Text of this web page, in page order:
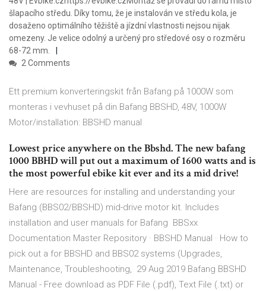
šlapacího středu. Díky tomu, že je instalován ve středu kola, je
dosaženo optimálního těžiště a jízdní vlastnosti nejsou nijak
omezeny. Je velice odolný a určený pro středové osy o rozměru
68-72 mm.
2 Comments
Ett premium konverteringskit från Bafang på 1000W som
monteras i vevhuset på din Bafang BBSHD, 48V, 1000W
Motor/installation: BBSHD manual
Lowest price anywhere on the Bbshd. The new bafang
1000 BBHD will put out a maximum of 1600 watts and is
the most powerful ebike kit ever and its a mid drive!
Here are resources for installing and understanding your
Bafang (BBS02/BBSHD) mid-drive motor kit. Includes
installation and user manuals for Bafang BBSxx
Documentation Master Repository · BBSHD Manual · How to
pick out a for BBSHD and BBS02 systems (Upgrades,
Maintenance, Troubleshooting, 29 Aug 2019 Bafang BBSHD
Manual - Free download as PDF File (.pdf), Text File (.txt) or